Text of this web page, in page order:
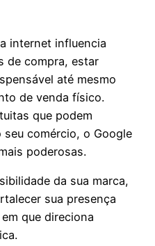
internet influencia
de compra, estar
até mesmo
de venda físico.
que podem
comércio, o Google
poderosas.
da sua marca,
sua presença
que direciona